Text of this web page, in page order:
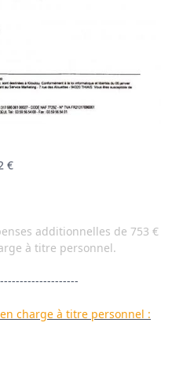
€
additionnelles de 753 €
à titre personnel.
charge à titre personnel :